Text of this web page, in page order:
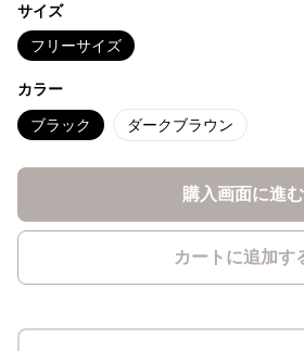
サイズ
フリーサイズ
カラー
ブラック ダークブラウン
購入画面に進む
カートに追加す